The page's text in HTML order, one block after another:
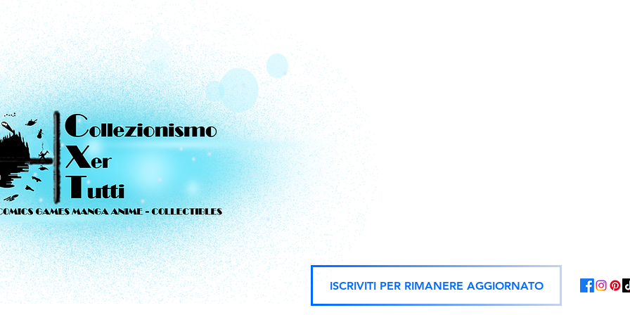
ISCRIVITI PER RIMANERE AGGIORNATO